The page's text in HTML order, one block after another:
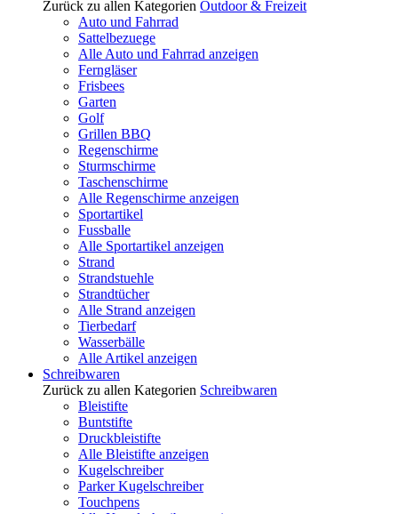
Zurück zu allen Kategorien Outdoor & Freizeit
Auto und Fahrrad
Sattelbezuege
Alle Auto und Fahrrad anzeigen
Ferngläser
Frisbees
Garten
Golf
Grillen BBQ
Regenschirme
Sturmschirme
Taschenschirme
Alle Regenschirme anzeigen
Sportartikel
Fussballe
Alle Sportartikel anzeigen
Strand
Strandstuehle
Strandtücher
Alle Strand anzeigen
Tierbedarf
Wasserbälle
Alle Artikel anzeigen
Schreibwaren
Zurück zu allen Kategorien Schreibwaren
Bleistifte
Buntstifte
Druckbleistifte
Alle Bleistifte anzeigen
Kugelschreiber
Parker Kugelschreiber
Touchpens